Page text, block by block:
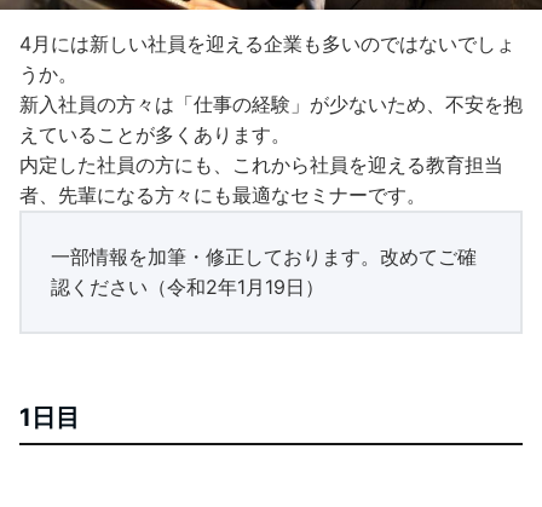
4月には新しい社員を迎える企業も多いのではないでしょ
うか。
新入社員の方々は「仕事の経験」が少ないため、不安を抱
えていることが多くあります。
内定した社員の方にも、これから社員を迎える教育担当
者、先輩になる方々にも最適なセミナーです。
一部情報を加筆・修正しております。改めてご確
認ください（令和2年1月19日）
1日目